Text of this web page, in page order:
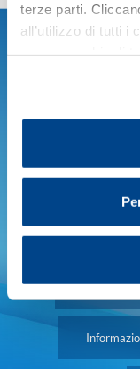
terze parti.
all’utilizzo di tutti i
propria volontà in
cookie del sito.
Agenti chimici,
Campi